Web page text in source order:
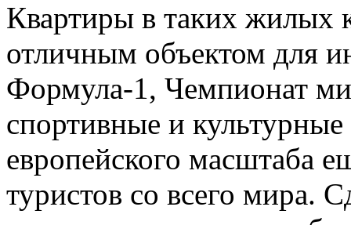
Квартиры в таких жилых
отличным объектом для
Формула-1, Чемпионат
спортивные и
европейского масштаба
туристов со всего мира.